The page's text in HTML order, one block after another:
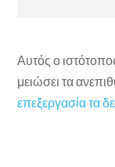
Αυτός ο
μειώσει τα
επεξεργασία τα